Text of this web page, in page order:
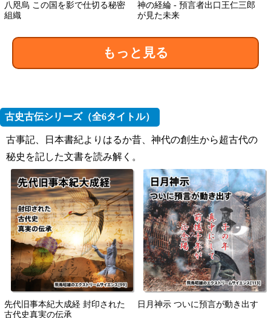
八咫烏 この国を影で仕切る秘密
組織
神の経綸 - 預言者出口王仁三郎
が見た未来
もっと見る
古史古伝シリーズ（全6タイトル）
古事記、日本書紀よりはるか昔、神代の創生から超古代の
秘史を記した文書を読み解く。
先代旧事本紀大成経 封印された
古代史真実の伝承
日月神示 ついに預言が動き出す